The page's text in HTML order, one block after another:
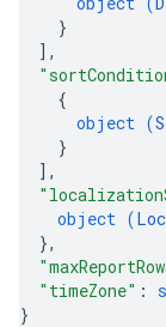
}
] ,
{
object (
}
] ,
object (
},
"timeZone" :
}